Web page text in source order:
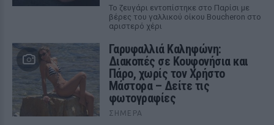
Το ζευγάρι εντοπίστηκε στο Παρίσι με
βέρες του γαλλικού οίκου Boucheron στο
αριστερό χέρι
Γαρυφαλλιά Καληφώνη:
Διακοπές σε Κουφονήσια και
Πάρο, χωρίς τον Χρήστο
Μάστορα – Δείτε τις
φωτογραφίες
ΣΉΜΕΡΑ